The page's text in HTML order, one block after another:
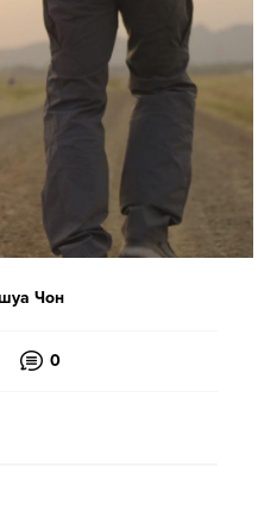
Чон
0